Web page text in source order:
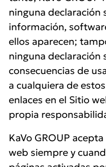
ninguna declaración
información,
ellos aparecen;
ninguna declaración
consecuencias de
a cualquiera de
enlaces en el Sitio
propia
KaVo GROUP
web siempre y